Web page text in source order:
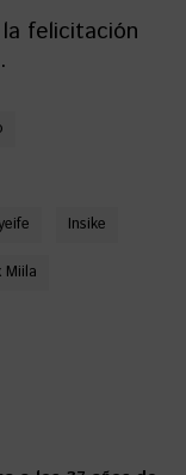
felicitación
Insike
Miila